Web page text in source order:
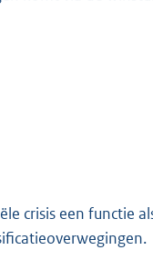
crisis een functie